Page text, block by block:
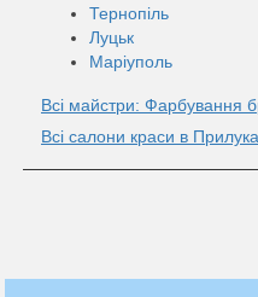
Тернопіль
Луцьк
Маріуполь
Всі майстри: Фарбування
Всі салони краси в